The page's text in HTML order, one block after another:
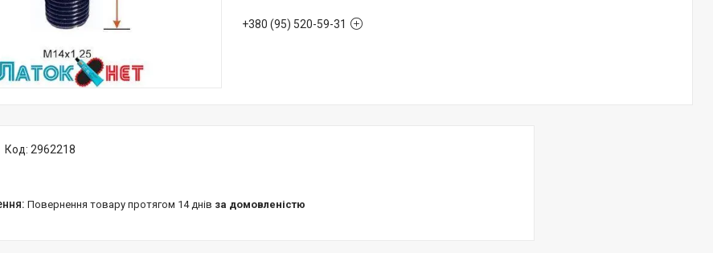
+380 (95) 520-59-31
Код: 2962218
повернення товару протягом 14 днів за домовленістю